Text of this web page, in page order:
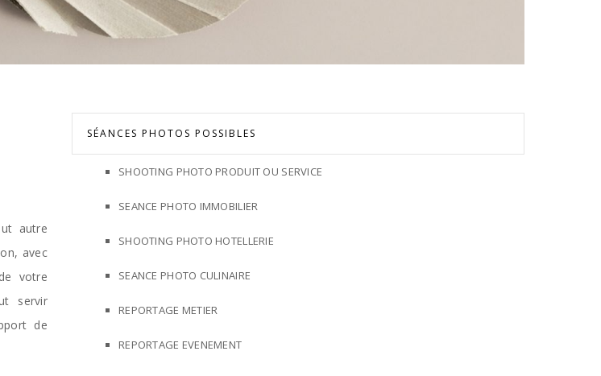
autre
avec
votre
servir
de
SÉANCES PHOTOS POSSIBLES
SHOOTING PHOTO PRODUIT OU SERVICE
SEANCE PHOTO IMMOBILIER
SHOOTING PHOTO HOTELLERIE
SEANCE PHOTO CULINAIRE
REPORTAGE METIER
REPORTAGE EVENEMENT